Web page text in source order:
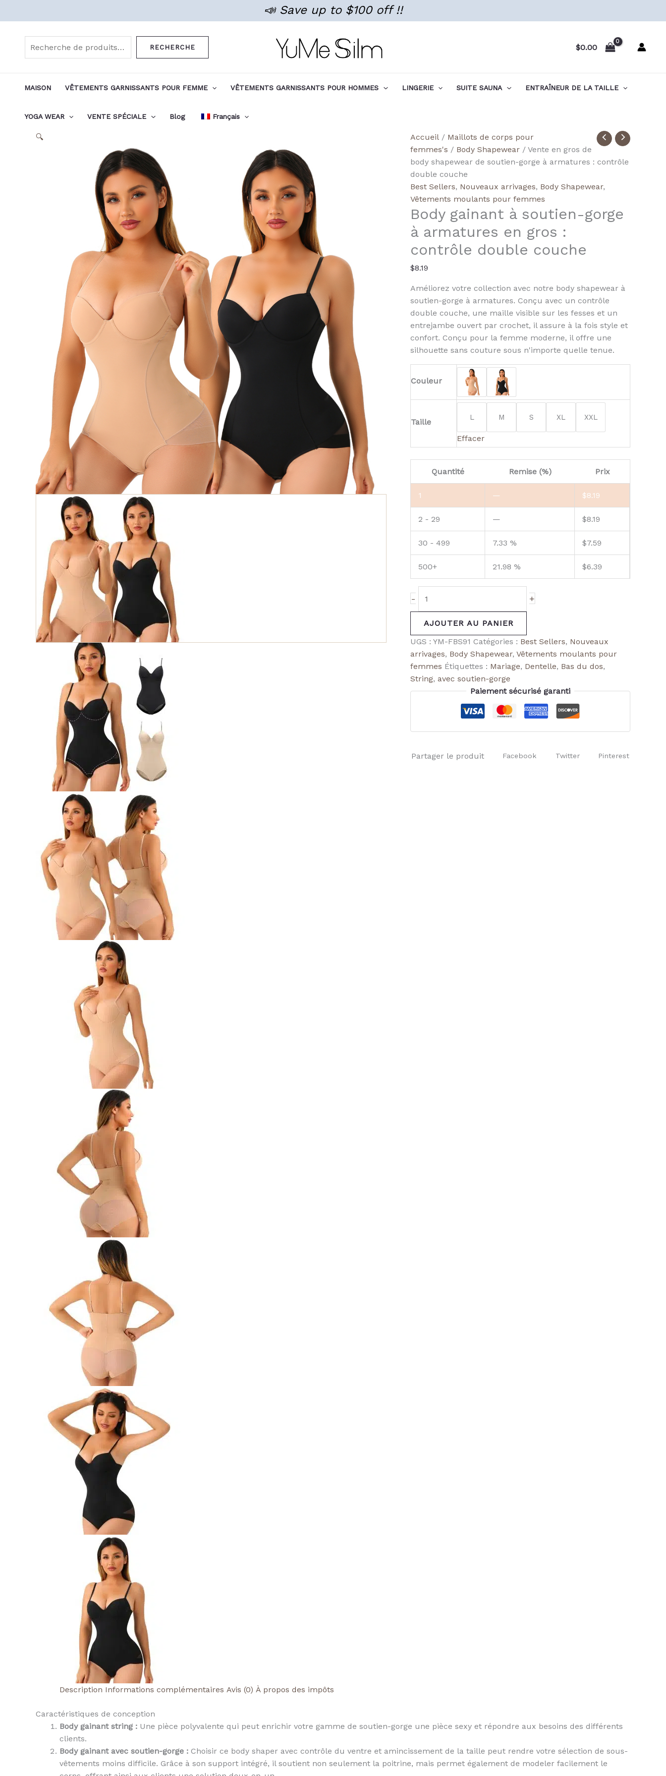
📣 Save up to $100 off !!
RECHERCHE $0.00
MAISON VÊTEMENTS GARNISSANTS POUR FEMME VÊTEMENTS GARNISSANTS POUR HOMMES LINGERIE SUITE SAUNA ENTRAÎNEUR DE LA TAILLE
YOGA WEAR VENTE SPÉCIALE Blog Français
🔍 Accueil / Maillots de corps pour
femmes's / Body Shapewear / Vente en gros de
body shapewear de soutien-gorge à armatures : contrôle
double couche
Best Sellers, Nouveaux arrivages, Body Shapewear,
Vêtements moulants pour femmes
Body gainant à soutien-gorge
à armatures en gros :
contrôle double couche
$8.19
Améliorez votre collection avec notre body shapewear à
soutien-gorge à armatures. Conçu avec un contrôle
double couche, une maille visible sur les fesses et un
entrejambe ouvert par crochet, il assure à la fois style et
confort. Conçu pour la femme moderne, il offre une
silhouette sans couture sous n'importe quelle tenue.
Couleur
Taille
L M S XL XXL
Effacer
Quantité Remise (%) Prix
1 — $8.19
2 - 29 — $8.19
30 - 499 7.33 % $7.59
500+ 21.98 % $6.39
-
quantité
de
Wholesale
Underwire
Bra
Shapewear
Bodysuit:
Double
Layer
Control
+
AJOUTER AU PANIER
UGS : YM-FBS91 Catégories : Best Sellers, Nouveaux
arrivages, Body Shapewear, Vêtements moulants pour
femmes Étiquettes : Mariage, Dentelle, Bas du dos,
String, avec soutien-gorge
Paiement sécurisé garanti
Partager le produit Facebook Twitter Pinterest
Description Informations complémentaires Avis (0) À propos des impôts
Caractéristiques de conception
Body gainant string : Une pièce polyvalente qui peut enrichir votre gamme de soutien-gorge une pièce sexy et répondre aux besoins des différents
clients.
Body gainant avec soutien-gorge : Choisir ce body shaper avec contrôle du ventre et amincissement de la taille peut rendre votre sélection de sous-
vêtements moins difficile. Grâce à son support intégré, il soutient non seulement la poitrine, mais permet également de modeler facilement le